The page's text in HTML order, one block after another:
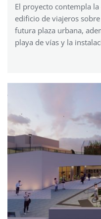
El proyecto contempla
edificio de viajeros
futura plaza urbana,
playa de vías y la